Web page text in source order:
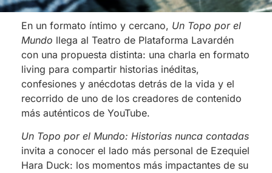
En un formato íntimo y cercano, Un Topo por el
Mundo llega al Teatro de Plataforma Lavardén
con una propuesta distinta: una charla en formato
living para compartir historias inéditas,
confesiones y anécdotas detrás de la vida y el
recorrido de uno de los creadores de contenido
más auténticos de YouTube.
Un Topo por el Mundo: Historias nunca contadas
invita a conocer el lado más personal de Ezequiel
Hara Duck: los momentos más impactantes de su